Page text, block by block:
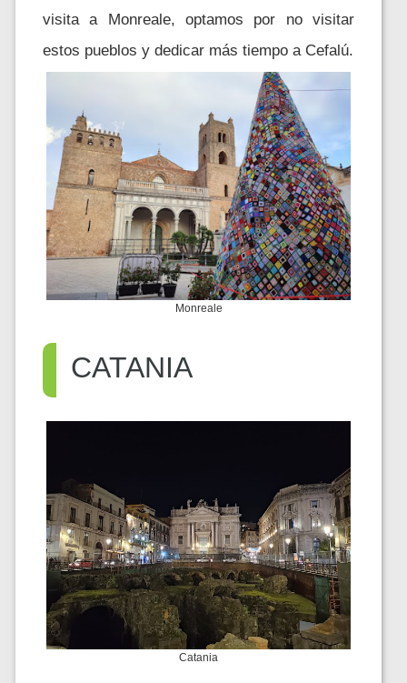
visita a Monreale, optamos por no visitar
estos pueblos y dedicar más tiempo a Cefalú.
Monreale
CATANIA
Catania